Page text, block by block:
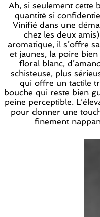
Ah, si seulement cette
quantité si
Vinifié dans une
chez les deux
aromatique, il s’offre
et jaunes, la poire
floral blanc,
schisteuse, plus
qui offre un tactile
bouche qui reste bien
peine perceptible.
pour donner une
finement